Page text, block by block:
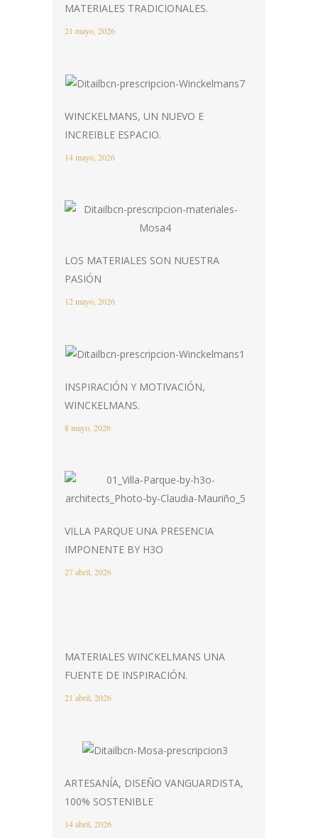
MATERIALES TRADICIONALES.
21 mayo, 2026
WINCKELMANS, UN NUEVO E
INCREIBLE ESPACIO.
14 mayo, 2026
LOS MATERIALES SON NUESTRA
PASIÓN
12 mayo, 2026
INSPIRACIÓN Y MOTIVACIÓN,
WINCKELMANS.
8 mayo, 2026
VILLA PARQUE UNA PRESENCIA
IMPONENTE BY H3O
27 abril, 2026
MATERIALES WINCKELMANS UNA
FUENTE DE INSPIRACIÓN.
21 abril, 2026
ARTESANÍA, DISEÑO VANGUARDISTA,
100% SOSTENIBLE
14 abril, 2026